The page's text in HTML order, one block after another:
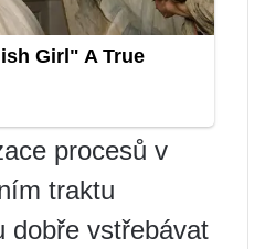
procesů v
traktu
dobře vstřebávat